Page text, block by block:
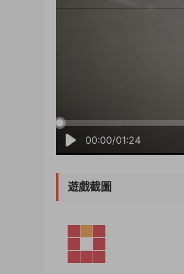
00:00/01:24
遊戲截圖